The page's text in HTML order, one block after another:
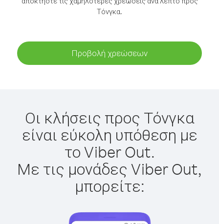
Τόνγκα.
Προβολή χρεώσεων
Οι κλήσεις προς Τόνγκα
είναι εύκολη υπόθεση με
το Viber Out.
Με τις μονάδες Viber Out,
μπορείτε: